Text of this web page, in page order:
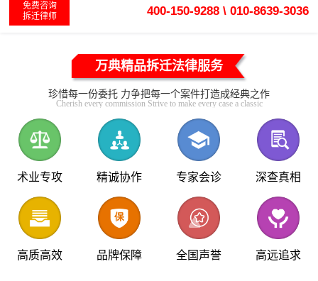
免费咨询
拆迁律师
400-150-9288 \ 010-8639-3036
万典精品拆迁法律服务
珍惜每一份委托 力争把每一个案件打造成经典之作
Cherish every commission Strive to make every case a classic
术业专攻 精诚协作 专家会诊 深查真相
高质高效 品牌保障 全国声誉 高远追求